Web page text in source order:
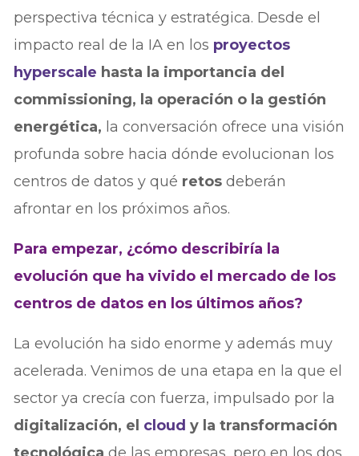
perspectiva técnica y estratégica. Desde el
impacto real de la IA en los proyectos
hyperscale hasta la importancia del
commissioning, la operación o la gestión
energética, la conversación ofrece una visión
profunda sobre hacia dónde evolucionan los
centros de datos y qué retosdeberán
afrontar en los próximos años.
Para empezar, ¿cómo describiría la
evolución que ha vivido el mercado de los
centros de datos en los últimos años?
La evolución ha sido enorme y además muy
acelerada. Venimos de una etapa en la que el
sector ya crecía con fuerza, impulsado por la
digitalización, el cloud y la transformación